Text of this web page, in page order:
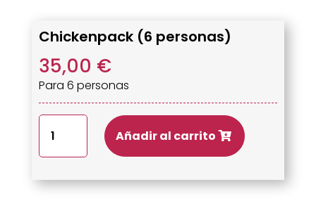
Chickenpack (6 personas)
35,00 €
Para 6 personas
Chickenpack
personas)
cantidad
Añadir al carrito